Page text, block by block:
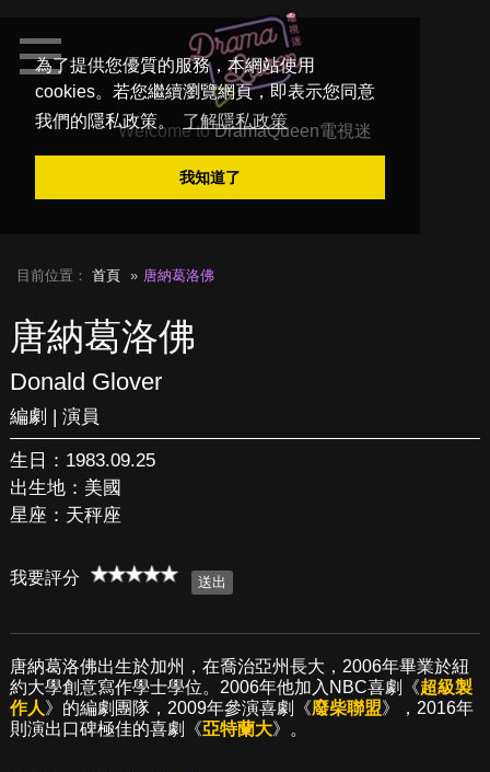
為了提供您優質的服務，本網站使用
cookies。若您繼續瀏覽網頁，即表示您同意
我們的隱私政策。
了解隱私政策
我知道了
Welcome toDramaQueen電視迷
目前位置： 首頁 唐納葛洛佛
唐納葛洛佛
Donald Glover
編劇 | 演員
生日：1983.09.25
出生地：美國
星座：天秤座
我要評分
唐納葛洛佛出生於加州，在喬治亞州長大，2006年畢業於紐
約大學創意寫作學士學位。2006年他加入NBC喜劇《超級製
作人》的編劇團隊，2009年參演喜劇《廢柴聯盟》，2016年
則演出口碑極佳的喜劇《亞特蘭大》。